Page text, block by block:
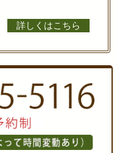
詳しくはこちら